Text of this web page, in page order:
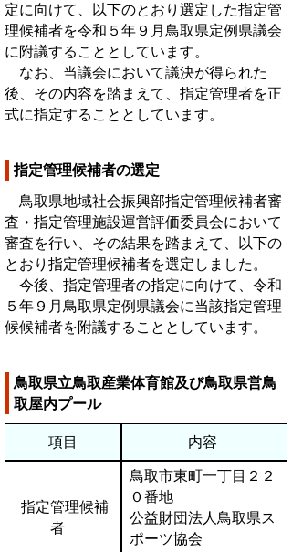
定に向けて、以下のとおり選定した指定管
理候補者を令和５年９月鳥取県定例県議会
に附議することとしています。
なお、当議会において議決が得られた
後、その内容を踏まえて、指定管理者を正
式に指定することとしています。
指定管理候補者の選定
鳥取県地域社会振興部指定管理候補者審
査・指定管理施設運営評価委員会において
審査を行い、その結果を踏まえて、以下の
とおり指定管理候補者を選定しました。
今後、指定管理者の指定に向けて、令和
５年９月鳥取県定例県議会に当該指定管理
候候補者を附議することとしています。
鳥取県立鳥取産業体育館及び鳥取県営鳥
取屋内プール
項目 内容
指定管理候補
者
鳥取市東町一丁目２２
０番地
公益財団法人鳥取県ス
ポーツ協会